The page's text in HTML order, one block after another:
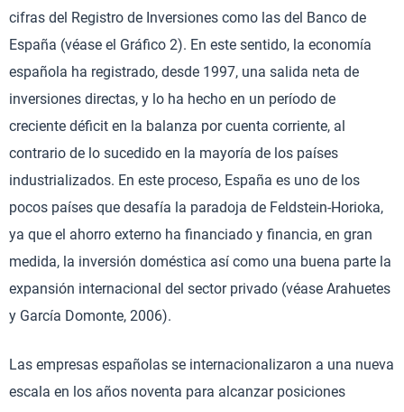
cifras del Registro de Inversiones como las del Banco de
España (véase el Gráfico 2). En este sentido, la economía
española ha registrado, desde 1997, una salida neta de
inversiones directas, y lo ha hecho en un período de
creciente déficit en la balanza por cuenta corriente, al
contrario de lo sucedido en la mayoría de los países
industrializados. En este proceso, España es uno de los
pocos países que desafía la paradoja de Feldstein-Horioka,
ya que el ahorro externo ha financiado y financia, en gran
medida, la inversión doméstica así como una buena parte la
expansión internacional del sector privado (véase Arahuetes
y García Domonte, 2006).
Las empresas españolas se internacionalizaron a una nueva
escala en los años noventa para alcanzar posiciones